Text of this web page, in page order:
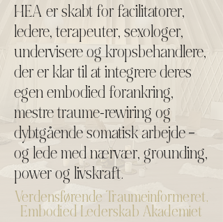
HEA er skabt for facilitatorer,
ledere, terapeuter, sexologer,
undervisere og kropsbehandlere,
der er klar til at integrere deres
egen embodied forankring,
mestre traume-rewiring og
dybtgående somatisk arbejde –
og lede med nærvær, grounding,
power og livskraft.
Verdensførende Traumeinformeret,
Embodied Lederskab Akademiet